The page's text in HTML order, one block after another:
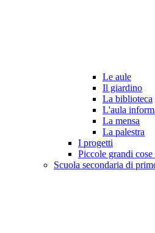
Le aule
Il giardino
La biblioteca
L'aula
La mensa
La palestra
I progetti
Piccole grandi
Scuola secondaria di